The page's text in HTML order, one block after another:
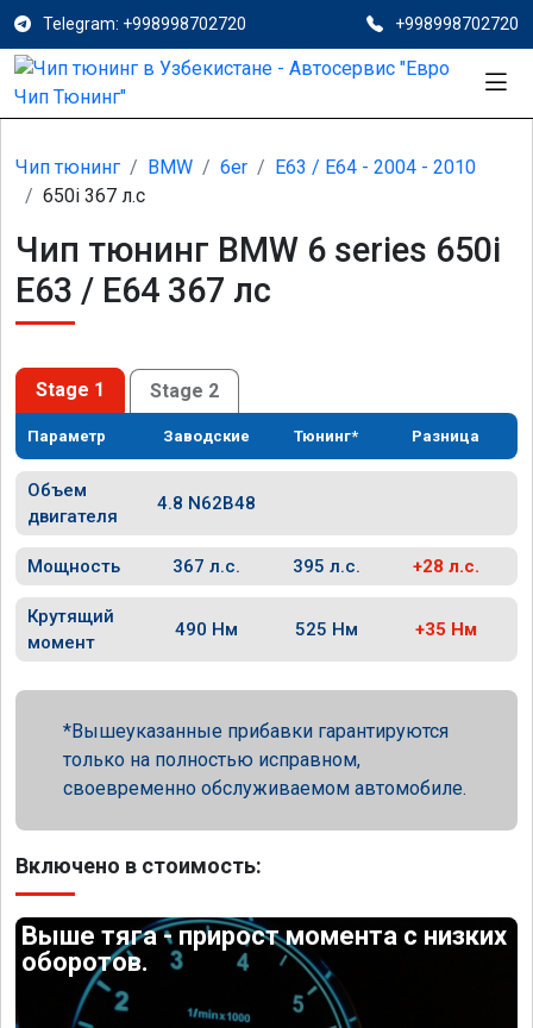
Telegram: +998998702720 +998998702720
Чип тюнинг BMW 6er
E63 / E64 - 2004 - 2010
650i 367 л.с
Чип тюнинг BMW 6 series 650i
E63 / E64 367 лс
Stage 1 Stage 2
Параметр Заводские Тюнинг* Разница
Объем
двигателя
4.8 N62B48
Мощность 367 л.с. 395 л.с. +28 л.с.
Крутящий
момент
490 Нм 525 Нм +35 Нм
Вышеуказанные прибавки гарантируются
только на полностью исправном,
своевременно обслуживаемом автомобиле.
Включено в стоимость:
Выше тяга - прирост момента с низких
оборотов.